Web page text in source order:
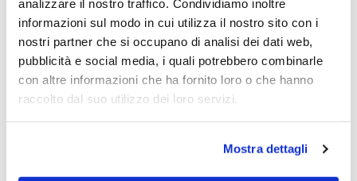
analizzare il nostro traffico. Condividiamo inoltre
informazioni sul modo in cui utilizza il nostro sito con i
nostri partner che si occupano di analisi dei dati web,
pubblicità e social media, i quali potrebbero combinarle
con altre informazioni che ha fornito loro o che hanno
raccolto dal suo utilizzo dei loro servizi.
Mostra dettagli
Steel (Interrata in pannelli d'acciaio a skimmer sfioratore)
Steel Easy (Interrata in pannelli d'acciaio fai da te)
Steel Infinity(Interrata in pannelli d'acciaio a sfioro)